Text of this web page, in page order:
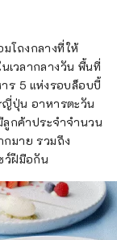
โถงกลางที่ให้
เวลากลางวัน พื้นที่
ร 5 แห่งรอบล็อบบี้
ญี่ปุ่น อาหารตะวัน
ลูกค้าประจำจำนวน
มาย รวมถึง
ว์ฝีมือกัน